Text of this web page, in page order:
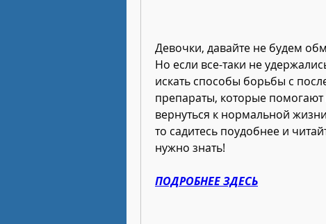
Девочки, давайте не будем
Но если все-таки не
искать способы борьбы с
препараты, которые
вернуться к нормальной
то садитесь поудобнее и
нужно знать!
ПОДРОБНЕЕ ЗДЕСЬ